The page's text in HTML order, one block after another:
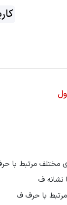
مختلف مرتبط با
نشانه ف
با حرف ف